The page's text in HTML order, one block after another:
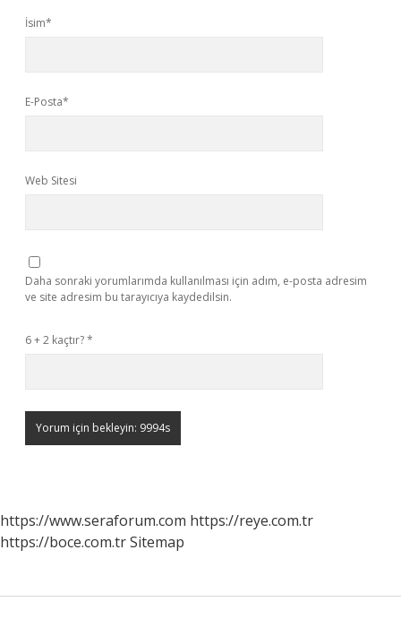
İsim*
E-Posta*
Web Sitesi
Daha sonraki yorumlarımda kullanılması için adım, e-posta adresim
ve site adresim bu tarayıcıya kaydedilsin.
6 + 2 kaçtır?*
https://www.seraforum.com https://reye.com.tr
https://boce.com.trSitemap